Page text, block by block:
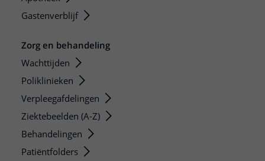
Gastenverblijf
Zorg en behandeling
Wachttijden
Poliklinieken
Verpleegafdelingen
Ziektebeelden (A-Z)
Behandelingen
Patiëntfolders